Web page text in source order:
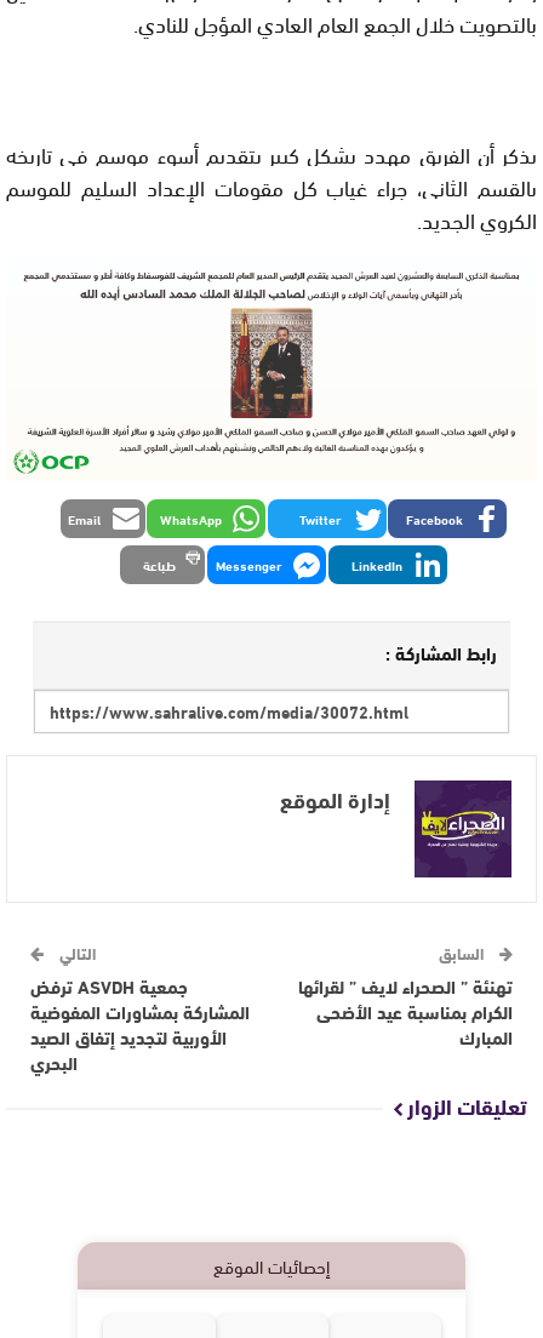
بالتصويت خلال الجمع العام العادي المؤجل للنادي.
يذكر أن الفريق مهدد بشكل كبير بتقديم أسوء موسم في تاريخه
بالقسم الثاني، جراء غياب كل مقومات الإعداد السليم للموسم
الكروي الجديد.
Facebook
Twitter
WhatsApp
Email
LinkedIn
Messenger طباعة
رابط المشاركة :
إدارة الموقع
السابق
تهنئة ” الصحراء لايف ” لقرائها
الكرام بمناسبة عيد الأضحى
المبارك
التالي
جمعية ASVDH ترفض
المشاركة بمشاورات المفوضية
الأوربية لتجديد إتفاق الصيد
البحري
تعليقات الزوار
إحصائيات الموقع